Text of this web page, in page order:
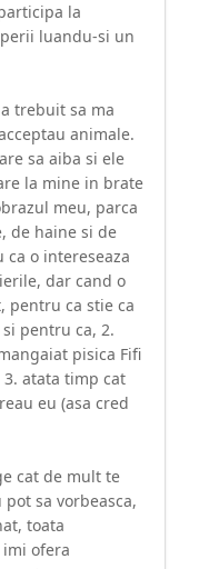
la
luandu-si un
trebuit sa ma
animale.
sa aiba si ele
la mine in brate
meu, parca
de haine si de
o intereseaza
dar cand o
pentru ca stie ca
pentru ca, 2.
pisica Fifi
3. atata timp cat
eu (asa cred
cat de mult te
sa vorbeasca,
toata
ofera